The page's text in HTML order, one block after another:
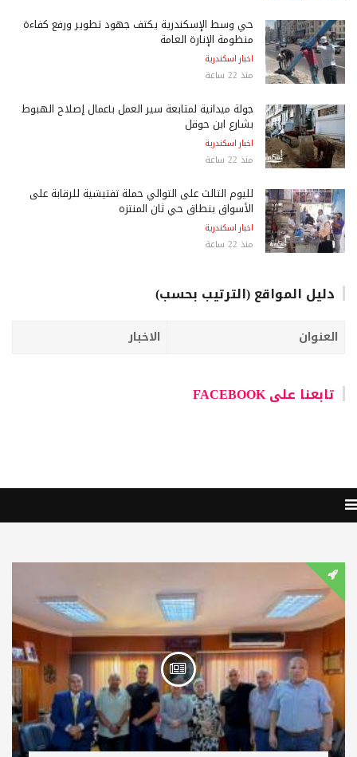
حي وسط الإسكندرية يكثف جهود تطوير ورفع كفاءة
منظومة الإنارة العامة
اخبار اسكندرية
منذ 22 ساعة
جولة ميدانية لمتابعة سير العمل بأعمال إصلاح الهبوط
بشارع ابن حوقل
اخبار اسكندرية
منذ 22 ساعة
لليوم الثالث على التوالي حملة تفتيشية للرقابة على
الأسواق بنطاق حي ثان المنتزه
اخبار اسكندرية
منذ 22 ساعة
دليل المواقع (الترتيب بحسب)
العنوان الاخبار
تابعنا على FACEBOOK